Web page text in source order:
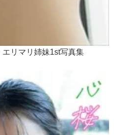
エリマリ姉妹1st写真集